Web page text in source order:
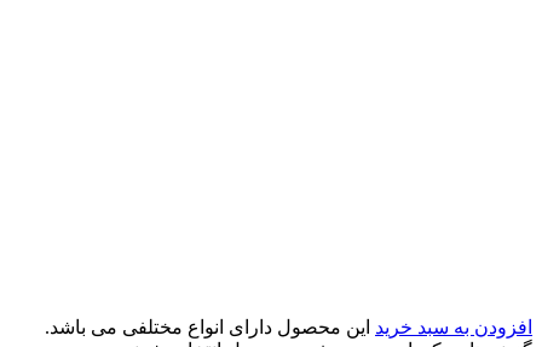
افزودن به سبد خرید این محصول دارای انواع مختلفی می باشد.